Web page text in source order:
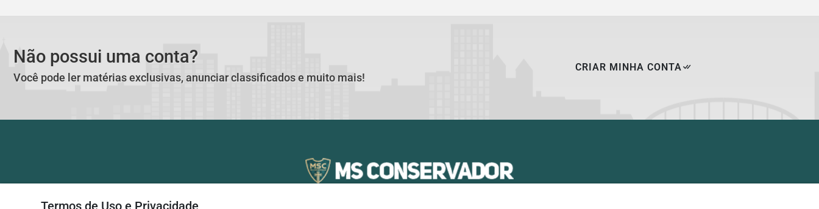
Não possui uma conta?
Você pode ler matérias exclusivas, anunciar classificados e muito mais!
CRIAR MINHA CONTA
Termos de Uso e Privacidade